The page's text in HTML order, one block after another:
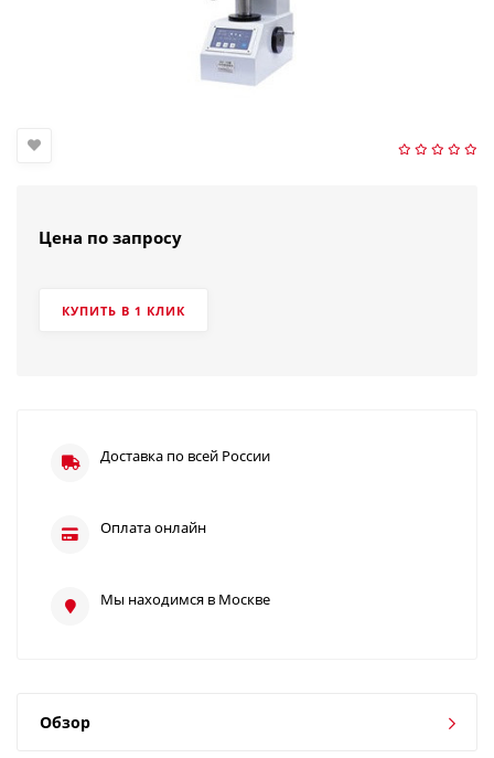
Цена по запросу
КУПИТЬ В 1 КЛИК
Доставка по всей России
Оплата онлайн
Мы находимся в Москве
Обзор